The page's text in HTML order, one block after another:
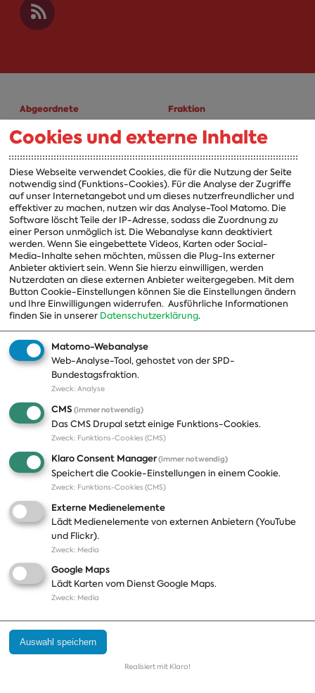
Abgeordnete
A-Z
Fraktion
Fraktion
Vorsitzender
Vorstand
Arbeitsgruppen
Ausschussvorsitzende
Beauftragte
Landesgruppen
Organisation
Themen
Positionen
Publikationen
Presse
Fotos
Pressekontakt
Termine
Jobs und Ausbildung
Häufige Fragen
Podcast
Abonnements
Aktualisierungen
Kontakt
Impressum
Datenschutz
Cookies und externe Inhalte
Diese Webseite verwendet Cookies, die für die Nutzung der Seite
notwendig sind (Funktions-Cookies). Für die Analyse der Zugriffe
auf unser Internetangebot und um dieses nutzerfreundlicher und
effektiver zu machen, nutzen wir das Analyse-Tool Matomo. Die
Software löscht Teile der IP-Adresse, sodass die Zuordnung zu
einer Person unmöglich ist. Die Webanalyse kann deaktiviert
werden. Wenn Sie eingebettete Videos, Karten oder Social-
Media-Inhalte sehen möchten, müssen die Plug-Ins externer
Anbieter aktiviert sein. Wenn Sie hierzu einwilligen, werden
Nutzerdaten an diese externen Anbieter weitergegeben. Mit dem
Button Cookie-Einstellungen können Sie die Einstellungen ändern
und Ihre Einwilligungen widerrufen. Ausführliche Informationen
finden Sie in unserer Datenschutzerklärung.
Matomo-Webanalyse
Web-Analyse-Tool, gehostet von der SPD-
Bundestagsfraktion.
Zweck: Analyse
CMS (immer notwendig)
Das CMS Drupal setzt einige Funktions-Cookies.
Zweck: Funktions-Cookies (CMS)
Klaro Consent Manager(immer notwendig)
Speichert die Cookie-Einstellungen in einem Cookie.
Zweck: Funktions-Cookies (CMS)
Externe Medienelemente
Lädt Medienelemente von externen Anbietern (YouTube
und Flickr).
Zweck: Media
Google Maps
Lädt Karten vom Dienst Google Maps.
Zweck: Media
Auswahl speichern
Realisiert mit Klaro!